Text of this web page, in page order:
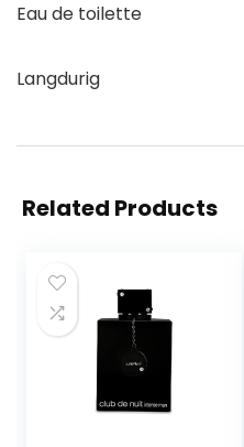
Eau de toilette
Langdurig
Related Products